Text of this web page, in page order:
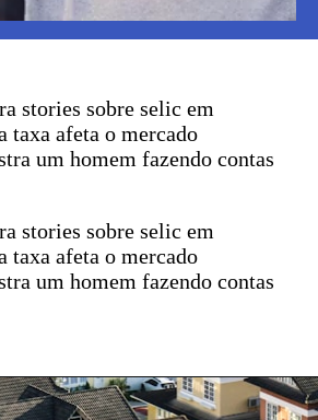
stories sobre selic em
taxa afeta o mercado
um homem fazendo contas
stories sobre selic em
taxa afeta o mercado
um homem fazendo contas